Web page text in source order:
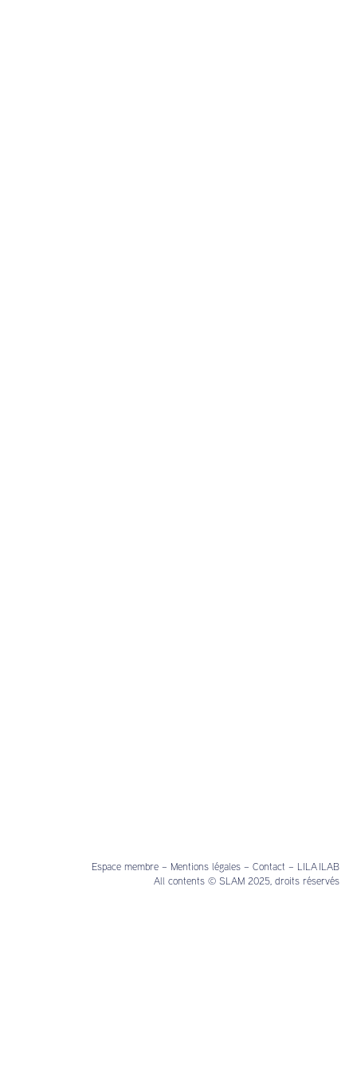
Espace membre– Mentions légales– Contact – LILA ILAB
All contents © SLAM 2025, droits réservés